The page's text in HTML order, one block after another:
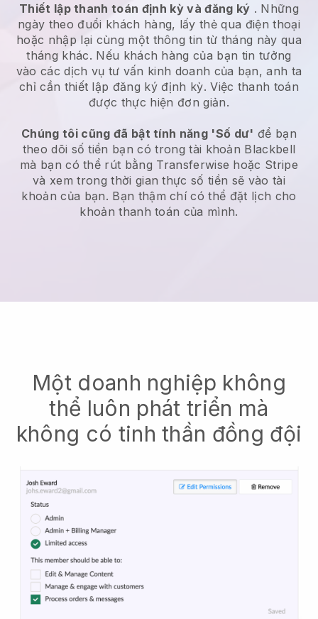
Thiết lập thanh toán định kỳ và đăng ký . Những
ngày theo đuổi khách hàng, lấy thẻ qua điện thoại
hoặc nhập lại cùng một thông tin từ tháng này qua
tháng khác. Nếu khách hàng của bạn tin tưởng
vào các dịch vụ tư vấn kinh doanh của bạn, anh ta
chỉ cần thiết lập đăng ký định kỳ. Việc thanh toán
được thực hiện đơn giản.
Chúng tôi cũng đã bật tính năng 'Số dư' để bạn
theo dõi số tiền bạn có trong tài khoản Blackbell
mà bạn có thể rút bằng Transferwise hoặc Stripe
và xem trong thời gian thực số tiền sẽ vào tài
khoản của bạn. Bạn thậm chí có thể đặt lịch cho
khoản thanh toán của mình.
Một doanh nghiệp không
thể luôn phát triển mà
không có tinh thần đồng đội